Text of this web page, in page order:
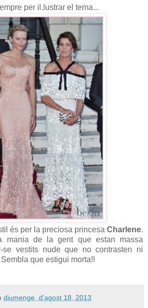
per il.lustrar el tema...
és per la preciosa princesa Charlene.
mania de la gent que estan massa
se vestits nude que no contrasten ni
que estigui morta!!
diumenge, d’agost 18, 2013